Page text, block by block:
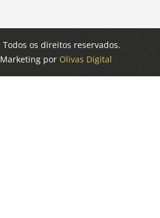
os direitos reservados.
por Olivas Digital